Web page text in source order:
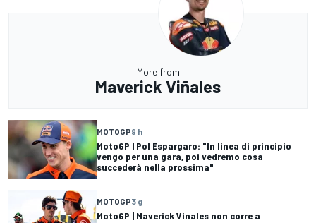
More from
Maverick Viñales
MOTOGP9 h
MotoGP | Pol Espargaro: "In linea di principio
vengo per una gara, poi vedremo cosa
succederà nella prossima"
MOTOGP3 g
MotoGP | Maverick Vinales non corre a